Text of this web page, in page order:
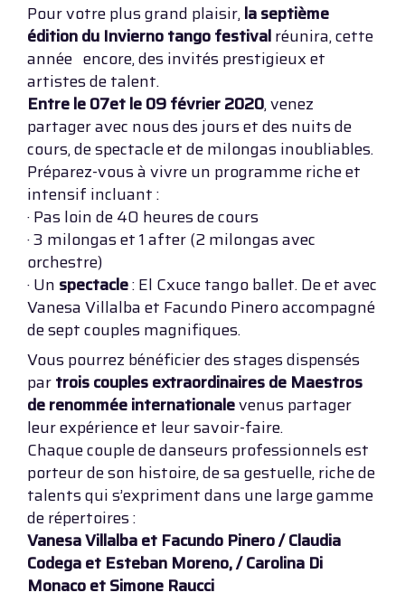
Pour votre plus grand plaisir,la septième
édition du Invierno tango festivalréunira, cette
année encore, des invités prestigieux et
artistes de talent.
Entre le 07et le 09 février 2020, venez
partager avec nous des jours et des nuits de
cours, de spectacle et de milongas inoubliables.
Préparez-vous à vivre un programme riche et
intensif incluant :
· Pas loin de 40 heures de cours
· 3 milongas et 1 after (2 milongas avec
orchestre)
· Un spectacle: El Cxuce tango ballet. De et avec
Vanesa Villalba et Facundo Pinero accompagné
de sept couples magnifiques.
Vous pourrez bénéficier des stages dispensés
partrois couples extraordinaires de Maestros
de renommée internationalevenus partager
leur expérience et leur savoir-faire.
Chaque couple de danseurs professionnels est
porteur de son histoire, de sa gestuelle, riche de
talents qui s’expriment dans une large gamme
de répertoires :
Vanesa Villalba et Facundo Pinero / Claudia
Codega et Esteban Moreno, / Carolina Di
Monaco et Simone Raucci